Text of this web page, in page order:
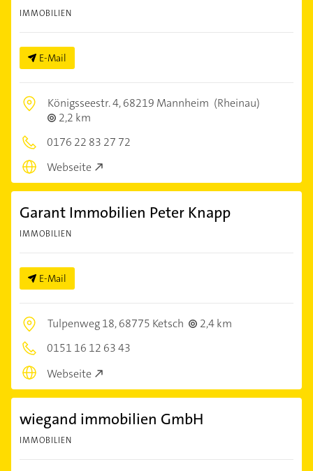
IMMOBILIEN
E-Mail
Königsseestr. 4,68219 Mannheim (Rheinau)
2,2 km
0176 22 83 27 72
Webseite
Garant Immobilien Peter Knapp
IMMOBILIEN
E-Mail
Tulpenweg 18,68775 Ketsch
2,4 km
0151 16 12 63 43
Webseite
wiegand immobilien GmbH
IMMOBILIEN